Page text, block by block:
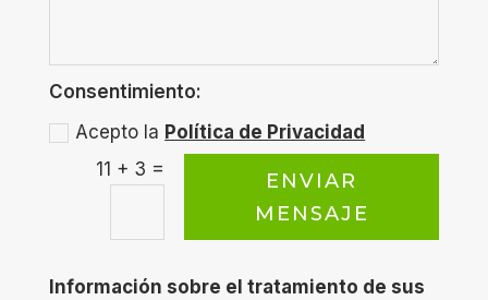
Consentimiento:
Acepto la Política de Privacidad
11 + 3 =
ENVIAR
MENSAJE
Información sobre el tratamiento de sus